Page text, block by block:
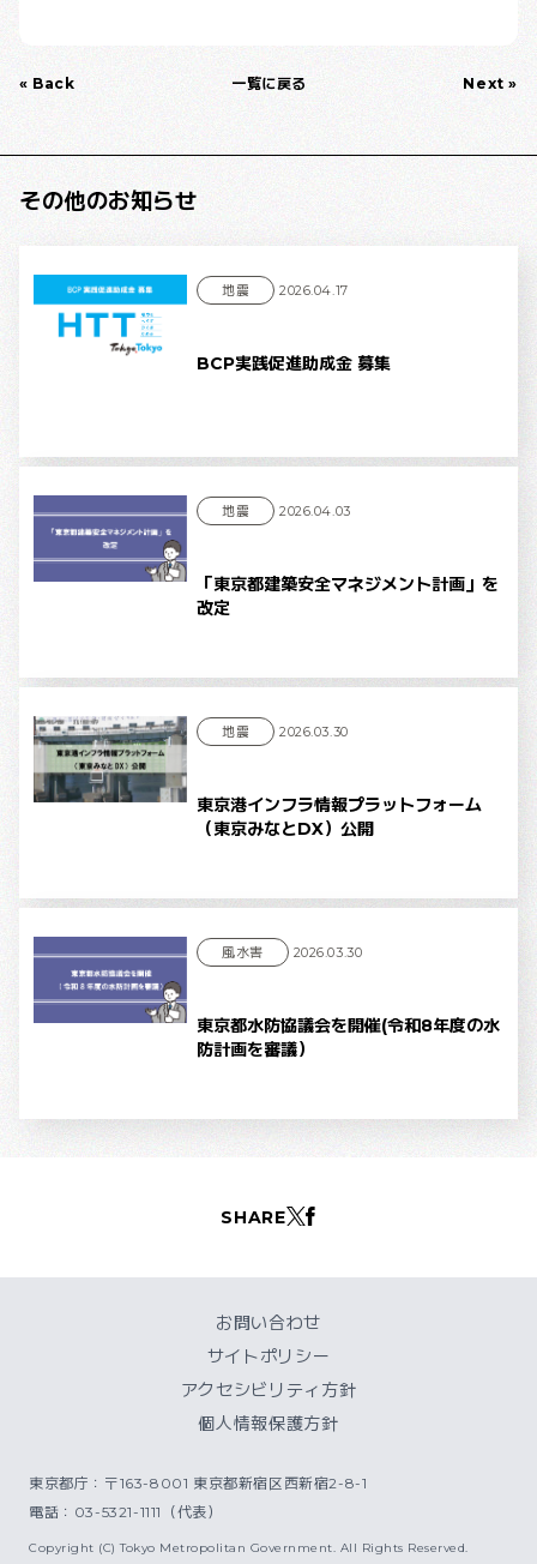
« Back 一覧に戻る Next »
その他のお知らせ
BCP実践促進助成金 募集
地震 2026.04.17
「東京都建築安全マネジメント計画」を
改定
地震 2026.04.03
東京港インフラ情報プラットフォーム
（東京みなとDX）公開
地震 2026.03.30
東京都水防協議会を開催(令和8年度の水
防計画を審議）
風水害 2026.03.30
SHARE
お問い合わせ
サイトポリシー
アクセシビリティ方針
個人情報保護方針
東京都庁：〒163-8001 東京都新宿区西新宿2-8-1
電話：03-5321-1111（代表）
Copyright (C) Tokyo Metropolitan Government. All Rights Reserved.